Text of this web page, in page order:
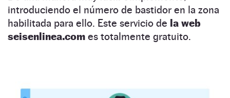
introduciendo el número de bastidor en la zona
habilitada para ello. Este servicio de la web
seisenlinea.com es totalmente gratuito.